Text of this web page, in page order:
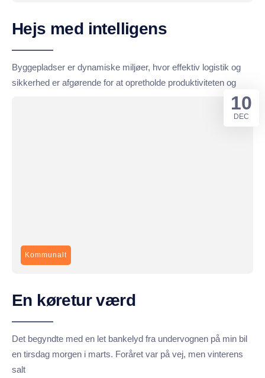
Hejs med intelligens
Byggepladser er dynamiske miljøer, hvor effektiv logistik og
sikkerhed er afgørende for at opretholde produktiviteten og
Kommunalt
En køretur værd
Det begyndte med en let bankelyd fra undervognen på min bil
en tirsdag morgen i marts. Foråret var på vej, men vinterens
salt
10
DEC